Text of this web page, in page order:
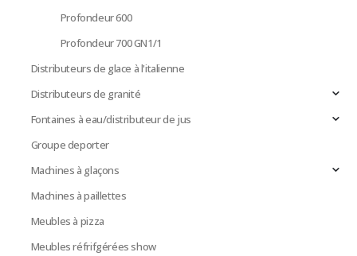
Profondeur 600
Profondeur 700 GN1/1
Distributeurs de glace à l'italienne
Distributeurs de granité
Fontaines à eau/distributeur de jus
Groupe deporter
Machines à glaçons
Machines à paillettes
Meubles à pizza
Meubles réfrifgérées show